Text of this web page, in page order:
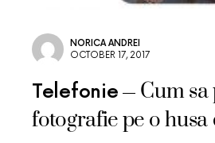
NORICA ANDREI
OCTOBER 17, 2017
Telefonie
Cum sa
fotografie pe o husa